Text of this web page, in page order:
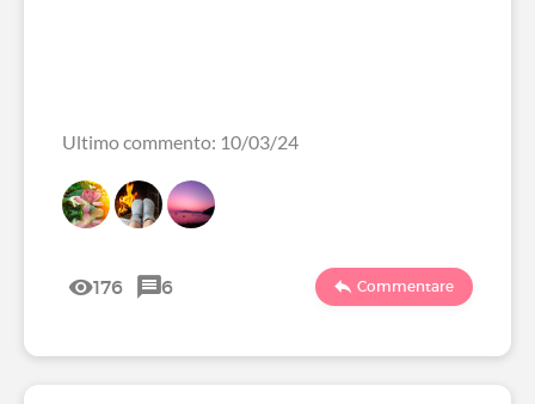
Ultimo commento: 10/03/24
176 6 Commentare